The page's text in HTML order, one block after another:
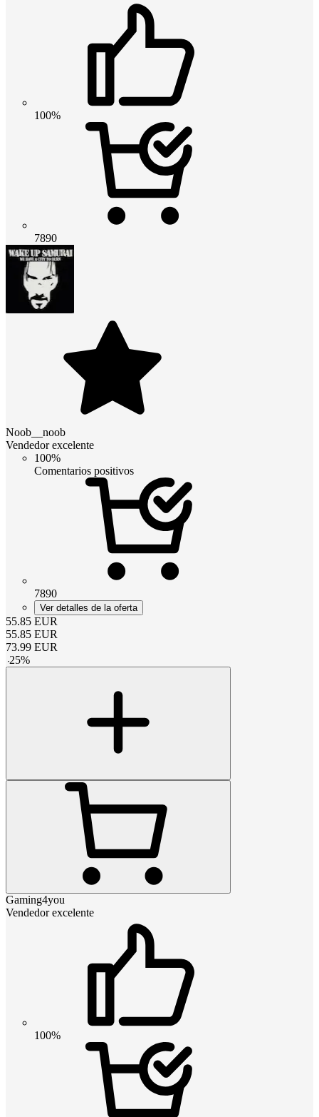
100%
7890
Noob__noob
Vendedor excelente
100%
Comentarios positivos
7890
Ver detalles de la oferta
55.85 EUR
55.85 EUR
73.99 EUR
-25%
Gaming4you
Vendedor excelente
100%